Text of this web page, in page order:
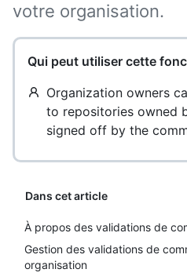
votre organisation.
Qui peut utiliser cette
Organization owners
to repositories owned
signed off by the
Dans cet article
À propos des validations de
Gestion des validations de
organisation